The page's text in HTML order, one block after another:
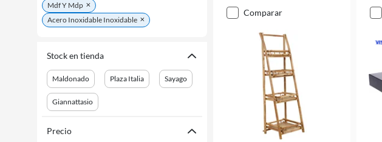
Mdf Y Mdp
Acero Inoxidable Inoxidable
Stock en tienda
Maldonado Plaza Italia Sayago
Giannattasio
Precio
comparar